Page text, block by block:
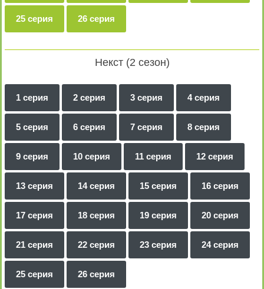
25 серия 26 серия
Некст (2 сезон)
1 серия 2 серия 3 серия 4 серия
5 серия 6 серия 7 серия 8 серия
9 серия 10 серия 11 серия 12 серия
13 серия 14 серия 15 серия 16 серия
17 серия 18 серия 19 серия 20 серия
21 серия 22 серия 23 серия 24 серия
25 серия 26 серия